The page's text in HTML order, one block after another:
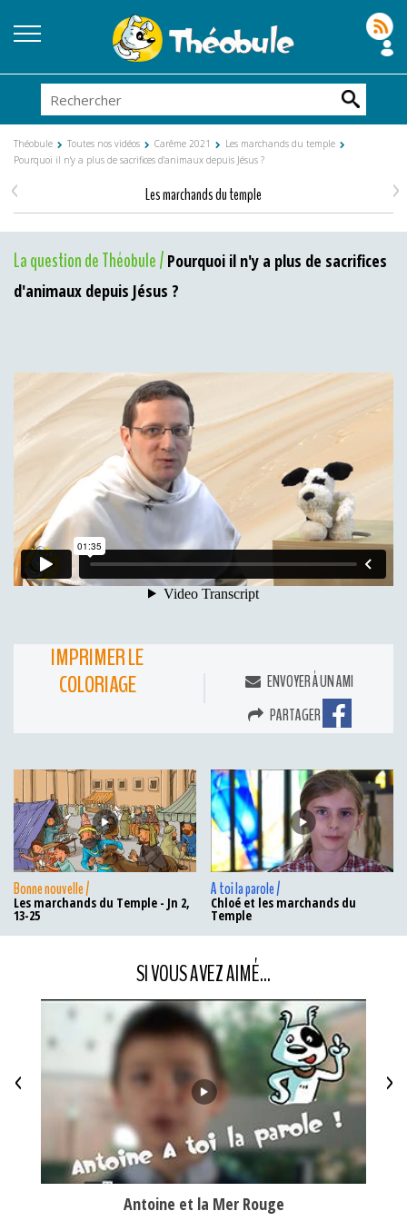
Théobule Toutes nos vidéos Carême 2021
Les marchands du temple
Pourquoi il n'y a plus de sacrifices d'animaux depuis Jésus ?
Les marchands du temple
< >
La question de Théobule / Pourquoi il n'y a plus de sacrifices
d'animaux depuis Jésus ?
IMPRIMER LE
COLORIAGE
ENVOYER À UN AMI
PARTAGER
Bonne nouvelle /
Les marchands du Temple - Jn 2,
13-25
A toi la parole /
Chloé et les marchands du
Temple
SI VOUS AVEZ AIMÉ...
Antoine et la Mer Rouge
< >